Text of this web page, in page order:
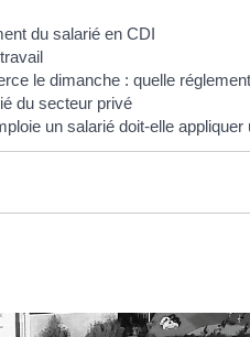
du salarié en CDI
le dimanche : quelle
du secteur privé
un salarié doit-elle